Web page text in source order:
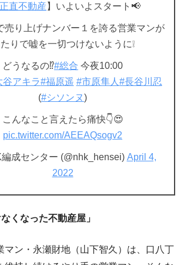
直不動産 】いよいよスタート📢
売り上げナンバー１を誇る営業マンが
りで嘘を一切つけないように❕
どうなるの⁉️#総合 今夜10:00
谷アキラ#福原遥 #市原隼人 #長谷川忍
(#シソンヌ)
こんなこと言えたら痛快👇😍
pic.twitter.com/AEEAQsogv2
成センター (@nhk_hensei) April 4,
2022
くなった不動産屋」
マン・永瀬財地（山下智久）は、口八丁